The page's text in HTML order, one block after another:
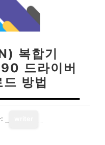
복합기
드라이버
방법